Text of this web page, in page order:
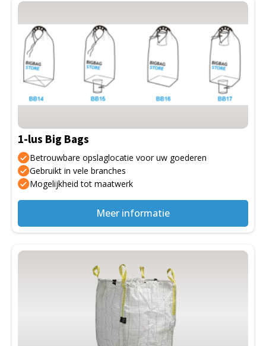
1-lus Big Bags
Betrouwbare opslaglocatie voor uw goederen
Gebruikt in vele branches
Mogelijkheid tot maatwerk
Meer informatie
Dit
product
heeft
meerdere
variaties.
Deze
optie
gekozen
worden
op
de
productpagina
Dit